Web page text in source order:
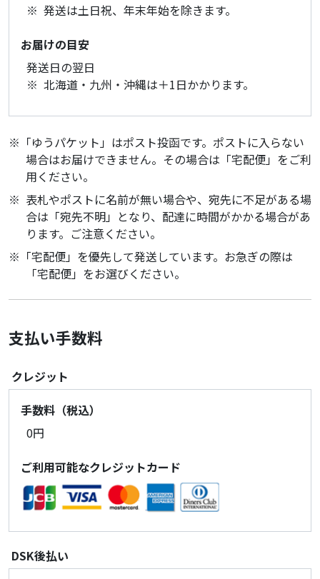
発送は土日祝、年末年始を除きます。
お届けの目安
発送日の翌日
北海道・九州・沖縄は＋1日かかります。
「ゆうパケット」はポスト投函です。ポストに入らない
場合はお届けできません。その場合は「宅配便」をご利
用ください。
表札やポストに名前が無い場合や、宛先に不足がある場
合は「宛先不明」となり、配達に時間がかかる場合があ
ります。ご注意ください。
「宅配便」を優先して発送しています。お急ぎの際は
「宅配便」をお選びください。
支払い手数料
クレジット
手数料（税込）
0円
ご利用可能なクレジットカード
DSK後払い